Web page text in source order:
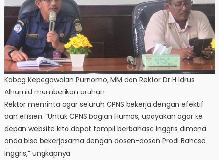
Kabag Kepegawaian Purnomo, MM dan Rektor Dr H Idrus
Alhamid memberikan arahan
Rektor meminta agar seluruh CPNS bekerja dengan efektif
dan efisien. “Untuk CPNS bagian Humas, upayakan agar ke
depan website kita dapat tampil berbahasa Inggris dimana
anda bisa bekerjasama dengan dosen-dosen Prodi Bahasa
Inggris,” ungkapnya.